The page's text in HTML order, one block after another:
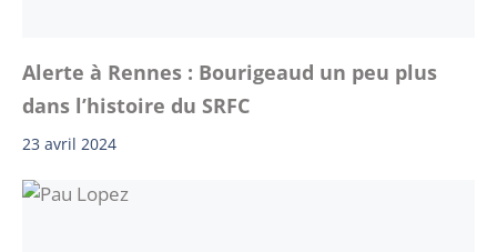
Alerte à Rennes : Bourigeaud un peu plus
dans l’histoire du SRFC
23 avril 2024